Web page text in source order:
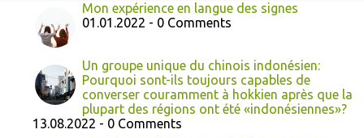
Mon expérience en langue des signes
01.01.2022 - 0 Comments
Un groupe unique du chinois indonésien:
Pourquoi sont-ils toujours capables de
converser couramment à hokkien après que la
plupart des régions ont été «indonésiennes»?
13.08.2022 - 0 Comments